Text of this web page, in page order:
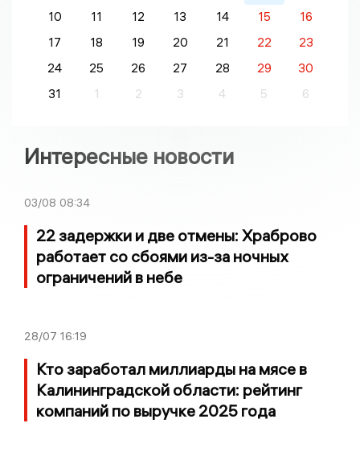
10
11 12 13 14 15
16
17
18 19 20 21 22
23
24
25 26 27 28 29
30
31
1 2 3 4 5 6
Интересные новости
03/08 08:34
22 задержки и две отмены: Храброво
работает со сбоями из-за ночных
ограничений в небе
28/07 16:19
Кто заработал миллиарды на мясе в
Калининградской области: рейтинг
компаний по выручке 2025 года